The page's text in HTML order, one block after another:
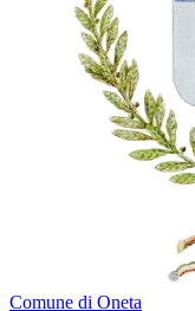
Comune di Oneta